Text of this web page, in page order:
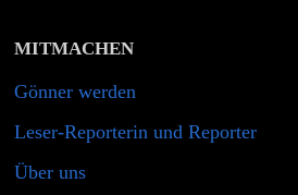
MITMACHEN
Gönner werden
Leser-Reporterin und Reporter
Über uns